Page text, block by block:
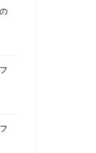
れ、自然とモ
維持につなが
具合や弱点
容を調整し
「ちゃんと見
スクールと